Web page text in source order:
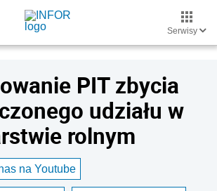
Serwisy
PIT zbycia
udziału w
rolnym
na Youtube